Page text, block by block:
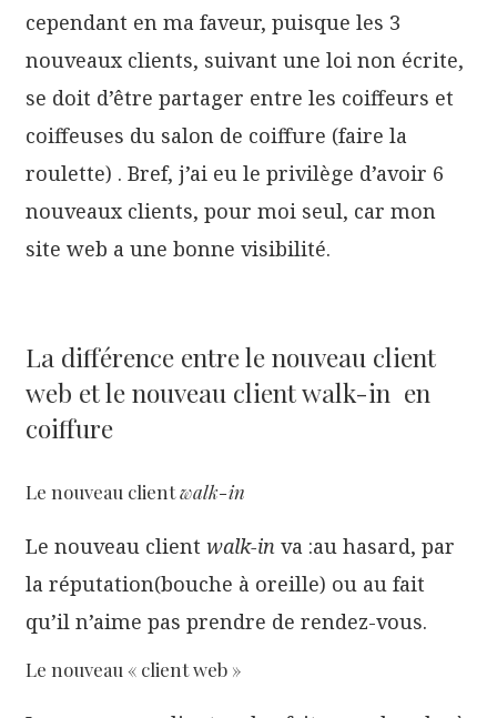
cependant en ma faveur, puisque les 3
nouveaux clients, suivant une loi non écrite,
se doit d’être partager entre les coiffeurs et
coiffeuses du salon de coiffure (faire la
roulette) . Bref, j’ai eu le privilège d’avoir 6
nouveaux clients, pour moi seul, car mon
site web a une bonne visibilité.
La différence entre le nouveau client
web et le nouveau client walk-in en
coiffure
Le nouveau clientwalk-in
Le nouveau client walk-inva :au hasard, par
la réputation(bouche à oreille) ou au fait
qu’il n’aime pas prendre de rendez-vous.
Le nouveau « client web »